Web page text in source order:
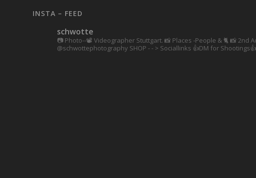
INSTA – FEED
schwotte
📷 Photo--📽️ Videographer Stuttgart. 📸 Places -People & 🐈 📸 2nd
@schwottephotography SHOP - - > Sociallinks 👍DM for Shootings👍